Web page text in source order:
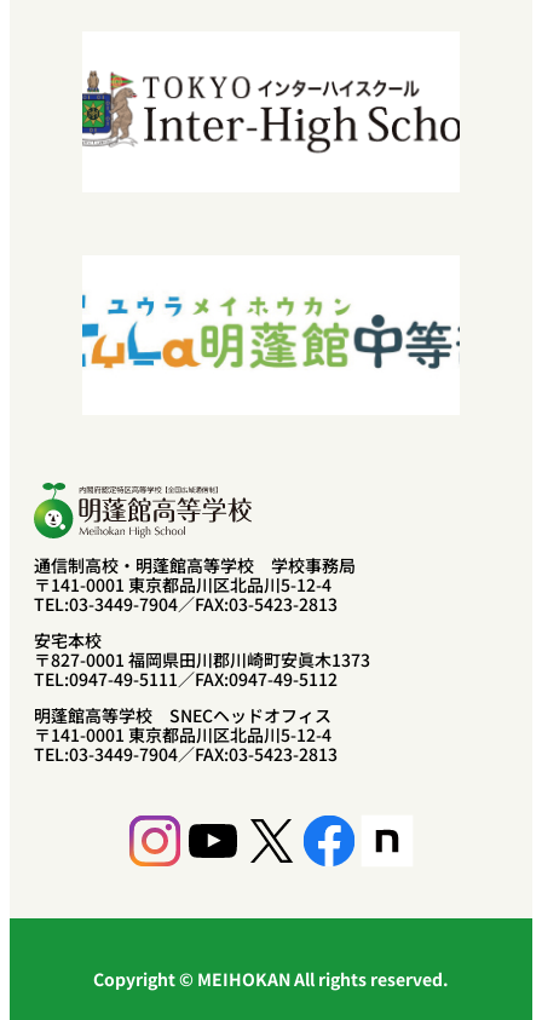
エントリーから入学までの流れ
学費・授業料
特待生入試について
採用情報
SNEC提携希望の方へ
中学校教諭・福祉関係者の方へ
通信制高校・明蓬館高等学校 学校事務局
〒141-0001 東京都品川区北品川5-12-4
TEL:03-3449-7904／FAX:03-5423-2813
安宅本校
〒827-0001 福岡県田川郡川崎町安眞木1373
TEL:0947-49-5111／FAX:0947-49-5112
明蓬館高等学校 SNECヘッドオフィス
〒141-0001 東京都品川区北品川5-12-4
TEL:03-3449-7904／FAX:03-5423-2813
Instagram
YouTube
X
Copyright © MEIHOKAN All rights reserved.